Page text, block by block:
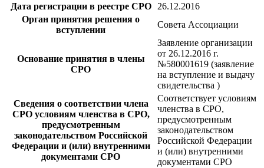
Дата регистрации в реестре СРО
26.12.2016
Орган принятия решения о
вступлении
Совета Ассоциации
Основание принятия в члены
СРО
Заявление организации
от 26.12.2016 г.
№580001619 (заявление
на вступление и выдачу
свидетельства )
Сведения о соответствии члена
СРО условиям членства в СРО,
предусмотренным
законодательством Российской
Федерации и (или) внутренними
документами СРО
Соответствует условиям
членства в СРО,
предусмотренным
законодательством
Российской Федерации
и (или) внутренними
документами СРО